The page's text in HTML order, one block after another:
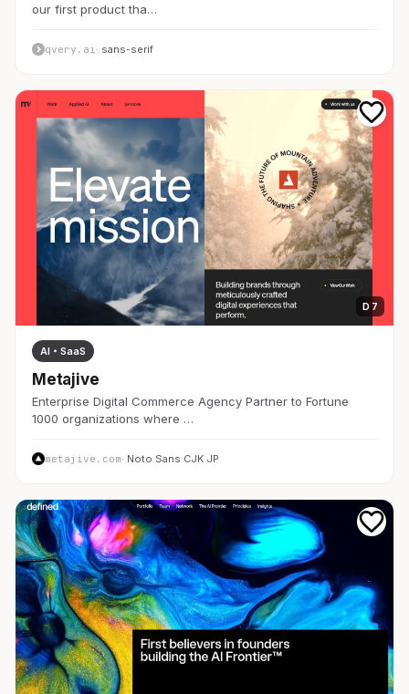
our first product tha…
qvery.ai · sans-serif
D 7
AI・SaaS
Metajive
Enterprise Digital Commerce Agency Partner to Fortune
1000 organizations where …
metajive.com· Noto Sans CJK JP